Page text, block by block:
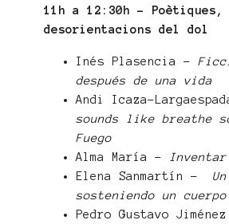
11h a 12:30h -
desorientacions del dol
Inés Plasencia -
después de una vida
Andi Icaza-
sounds like breathe
Fuego
Alma María -
Elena Sanmartín -
sosteniendo un
Pedro Gustavo